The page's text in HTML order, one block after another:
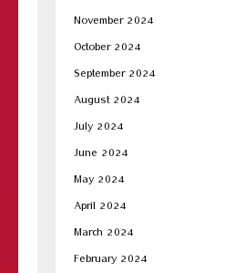
November 2024
October 2024
September 2024
August 2024
July 2024
June 2024
May 2024
April 2024
March 2024
February 2024